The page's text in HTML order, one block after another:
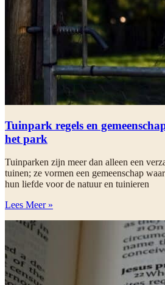
Tuinpark regels en
het park
Tuinparken zijn meer dan alleen een
tuinen; ze vormen een gemeenschap
hun liefde voor de natuur en tuinieren
Lees Meer »